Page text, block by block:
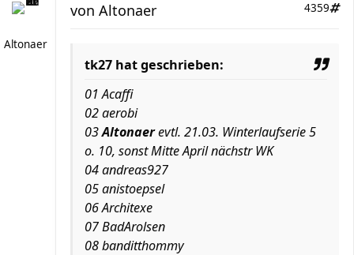
Altonaer
4359
von Altonaer
tk27 hat geschrieben:
01 Acaffi
02 aerobi
03Altonaerevtl. 21.03. Winterlaufserie 5
o. 10, sonst Mitte April nächstr WK
04 andreas927
05 anistoepsel
06 Architexe
07 BadArolsen
08 banditthommy